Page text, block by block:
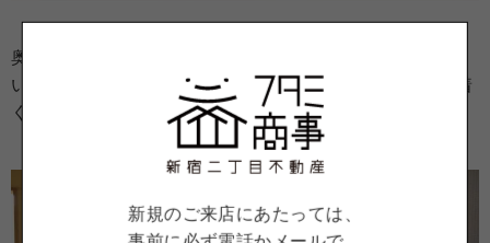
奥の角部屋なので、洋室の２面に窓があります。晴れて
いてもこの薄暗さ(笑)、静かさ、個人的にはとても落ち着
く空間です。
新規のご来店にあたっては、